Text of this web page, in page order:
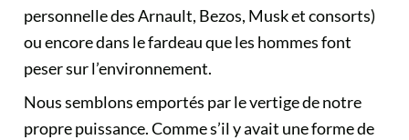
personnelle des Arnault, Bezos, Musk et consorts)
ou encore dans le fardeau que les hommes font
peser sur l’environnement.
Nous semblons emportés par le vertige de notre
propre puissance. Comme s’il y avait une forme de